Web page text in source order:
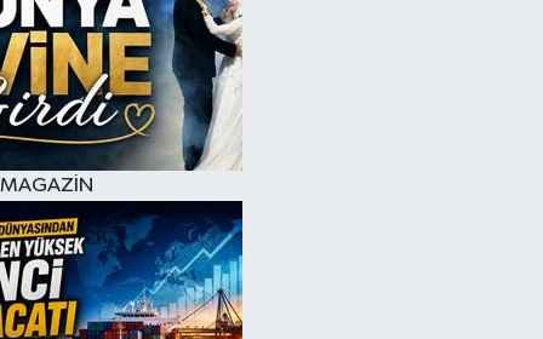
MAGAZİN